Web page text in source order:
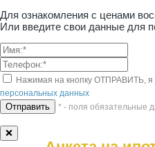
Для ознакомления с ценами
Или введите свои данные для
Нажимая на кнопку ОТПРАВИТЬ,
персональных данных
* - поля обязательные
❌